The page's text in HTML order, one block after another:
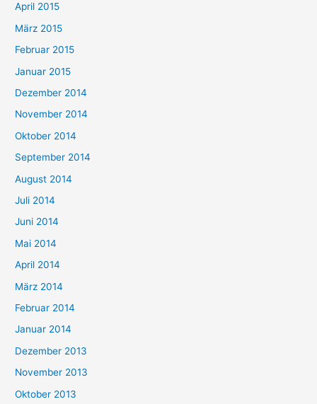
April 2015
März 2015
Februar 2015
Januar 2015
Dezember 2014
November 2014
Oktober 2014
September 2014
August 2014
Juli 2014
Juni 2014
Mai 2014
April 2014
März 2014
Februar 2014
Januar 2014
Dezember 2013
November 2013
Oktober 2013